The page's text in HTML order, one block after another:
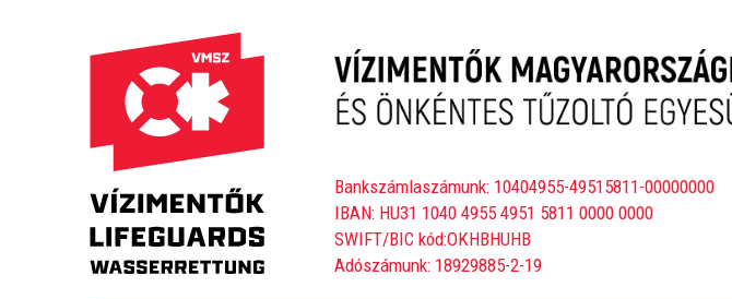
Bankszámlaszámunk: 10404955-49515811-00000000
IBAN: HU31 1040 4955 4951 5811 0000 0000
SWIFT/BIC kód:OKHBHUHB
Adószámunk: 18929885-2-19